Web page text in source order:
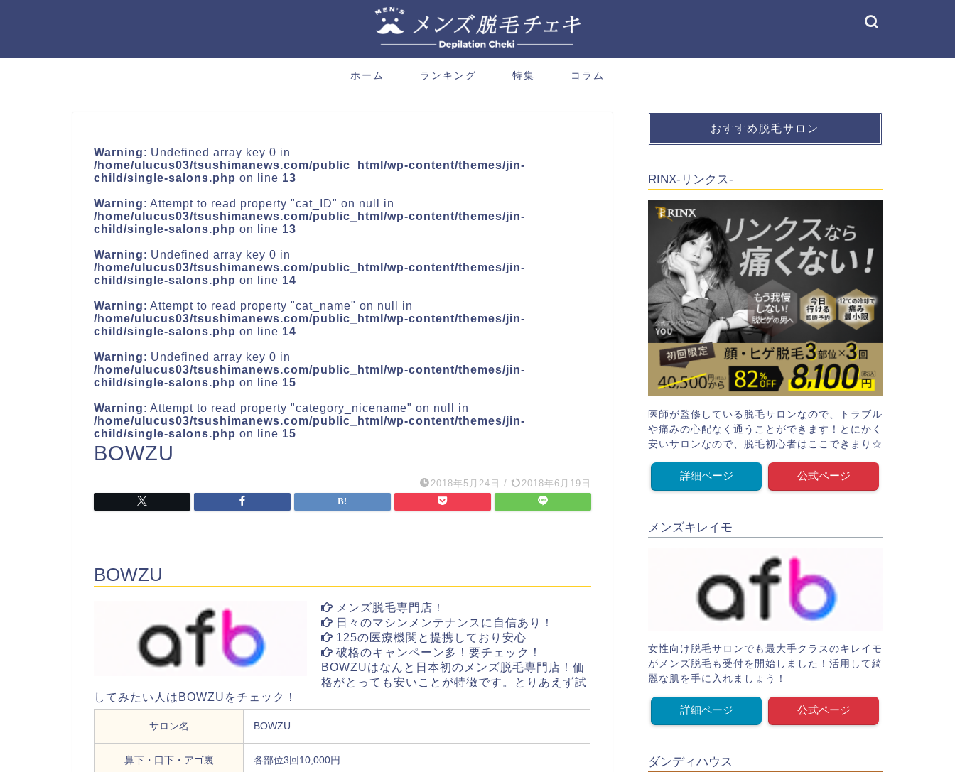
ホーム ランキング 特集 コラム
Warning: Undefined array key 0 in
/home/ulucus03/tsushimanews.com/public_html/wp-content/themes/jin-
child/single-salons.php on line 13
Warning: Attempt to read property "cat_ID" on null in
/home/ulucus03/tsushimanews.com/public_html/wp-content/themes/jin-
child/single-salons.php on line 13
Warning: Undefined array key 0 in
/home/ulucus03/tsushimanews.com/public_html/wp-content/themes/jin-
child/single-salons.php on line 14
Warning: Attempt to read property "cat_name" on null in
/home/ulucus03/tsushimanews.com/public_html/wp-content/themes/jin-
child/single-salons.php on line 14
Warning: Undefined array key 0 in
/home/ulucus03/tsushimanews.com/public_html/wp-content/themes/jin-
child/single-salons.php on line 15
Warning: Attempt to read property "category_nicename" on null in
/home/ulucus03/tsushimanews.com/public_html/wp-content/themes/jin-
child/single-salons.php on line 15
BOWZU
2018年5月24日 / 2018年6月19日
BOWZU
メンズ脱毛専門店！
日々のマシンメンテナンスに自信あり！
125の医療機関と提携しており安心
破格のキャンペーン多！要チェック！
BOWZUはなんと日本初のメンズ脱毛専門店！価
格がとっても安いことが特徴です。とりあえず試
してみたい人はBOWZUをチェック！
サロン名 BOWZU
鼻下・口下・アゴ裏 各部位3回10,000円
おすすめ脱毛サロン
RINX-リンクス-
医師が監修している脱毛サロンなので、トラブル
や痛みの心配なく通うことができます！とにかく
安いサロンなので、脱毛初心者はここできまり☆
詳細ページ 公式ページ
メンズキレイモ
女性向け脱毛サロンでも最大手クラスのキレイモ
がメンズ脱毛も受付を開始しました！活用して綺
麗な肌を手に入れましょう！
詳細ページ 公式ページ
ダンディハウス